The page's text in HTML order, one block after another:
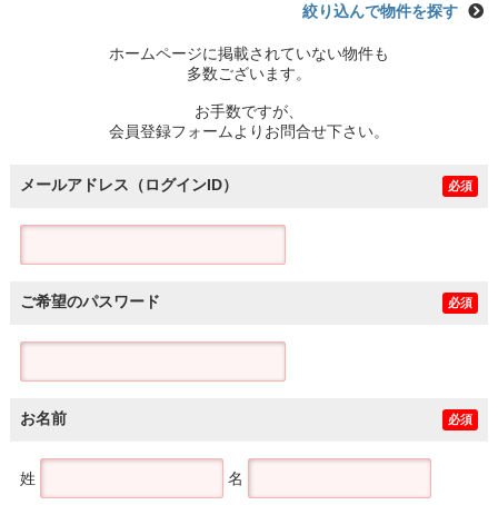
絞り込んで物件を探す
ホームページに掲載されていない物件も
多数ございます。
お手数ですが、
会員登録フォームよりお問合せ下さい。
メールアドレス（ログインID） 必須
ご希望のパスワード 必須
お名前 必須
姓 名